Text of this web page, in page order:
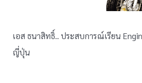
เอส ธนาสิทธิ์.. ประสบการณ์เรียน
ญี่ปุ่น